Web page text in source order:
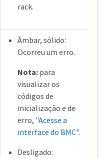
rack.
Âmbar, sólido:
Ocorreu um erro.
Nota:para
visualizar os
códigos de
inicialização e de
erro, "Acesse a
interface do BMC".
Desligado: